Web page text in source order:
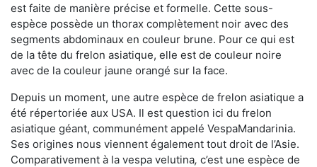
est faite de manière précise et formelle. Cette sous-
espèce possède un thorax complètement noir avec des
segments abdominaux en couleur brune. Pour ce qui est
de la tête du frelon asiatique, elle est de couleur noire
avec de la couleur jaune orangé sur la face.
Depuis un moment, une autre espèce de frelon asiatique a
été répertoriée aux USA. Il est question ici du frelon
asiatique géant, communément appelé VespaMandarinia.
Ses origines nous viennent également tout droit de l’Asie.
Comparativement à la vespa velutina, c’est une espèce de